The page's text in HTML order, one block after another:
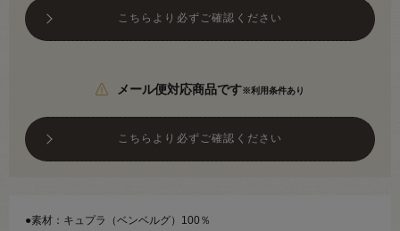
こちらより必ずご確認ください
メール便対応商品です※利用条件あり
こちらより必ずご確認ください
●素材：キュプラ（ベンベルグ）100％